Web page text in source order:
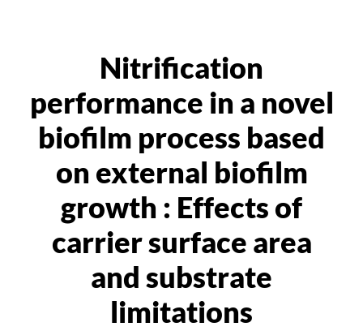
Nitrification
performance in a novel
biofilm process based
on external biofilm
growth : Effects of
carrier surface area
and substrate
limitations